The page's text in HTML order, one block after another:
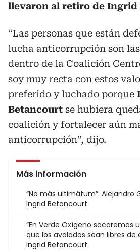
llevaron al retiro de Ingrid
“Las personas que están
lucha anticorrupción son
dentro de la Coalición
soy muy recta con estos
preferido y luchado porque
Betancourt se hubiera
coalición y fortalecer aún
anticorrupción”, dijo.
Más información
“No más ultimátum”: Alejandro
Ingrid Betancourt
“En Verde Oxígeno sacaremos
que los avalados sean libres de
Ingrid Betancourt